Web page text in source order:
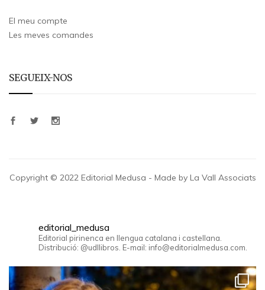
El meu compte
Les meves comandes
SEGUEIX-NOS
Copyright © 2022 Editorial Medusa - Made by La Vall Associats
editorial_medusa
Editorial pirinenca en llengua catalana i castellana.
Distribució: @udllibros. E-mail: info@editorialmedusa.com.